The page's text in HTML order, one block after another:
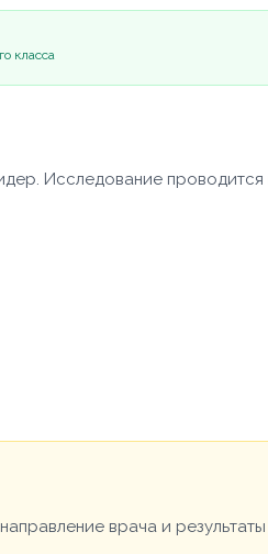
класса
Исследование проводится
врача и